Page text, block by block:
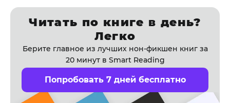
Читать по книге в день?
Легко
Берите главное из лучших нон-фикшен книг за
20 минут в Smart Reading
Попробовать 7 дней бесплатно